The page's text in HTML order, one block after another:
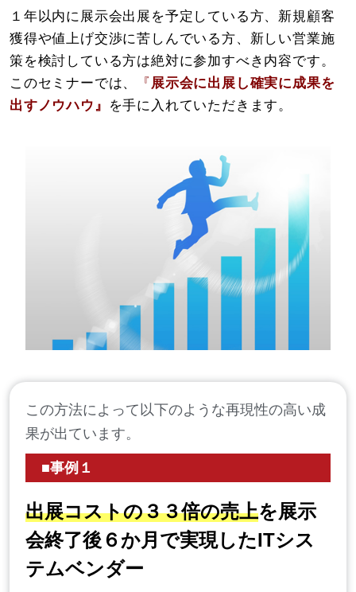
１年以内に展示会出展を予定している方、新規顧客
獲得や値上げ交渉に苦しんでいる方、新しい営業施
策を検討している方は絶対に参加すべき内容です。
このセミナーでは、
『 展示会に出展し確実に成果を
出すノウハウ』
を手に入れていただきます。
この方法によって以下のような再現性の高い成
果が出ています。
■事例１
出展コストの３３倍の売上を展示
会終了後６か月で実現したITシス
テムベンダー